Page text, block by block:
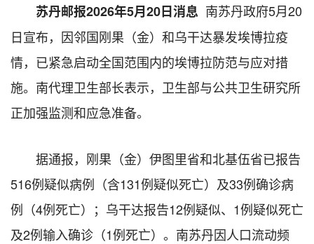
苏丹邮报2026年5月20日消息 南苏丹政府5月20
日宣布，因邻国刚果（金）和乌干达暴发埃博拉疫
情，已紧急启动全国范围内的埃博拉防范与应对措
施。南代理卫生部长表示，卫生部与公共卫生研究所
正加强监测和应急准备。
据通报，刚果（金）伊图里省和北基伍省已报告
516例疑似病例（含131例疑似死亡）及33例确诊病
例（4例死亡）；乌干达报告12例疑似、1例疑似死亡
及2例输入确诊（1例死亡）。南苏丹因人口流动频